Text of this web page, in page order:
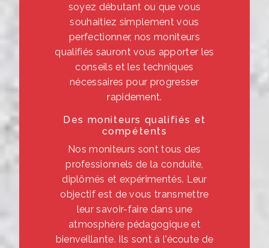
soyez débutant ou que vous
souhaitiez simplement vous
perfectionner, nos moniteurs
qualifiés sauront vous apporter les
conseils et les techniques
nécessaires pour progresser
rapidement.
Des moniteurs qualifiés et
compétents
Nos moniteurs sont tous des
professionnels de la conduite,
diplômés et expérimentés. Leur
objectif est de vous transmettre
leur savoir-faire dans une
atmosphère pédagogique et
bienveillante. Ils sont à l'écoute de